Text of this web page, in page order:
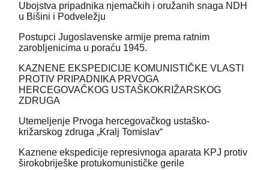
Ubojstva pripadnika njemačkih i oružanih snaga NDH
u Bišini i Podveležju
Postupci Jugoslavenske armije prema ratnim
zarobljenicima u poraću 1945.
KAZNENE EKSPEDICIJE KOMUNISTIČKE VLASTI
PROTIV PRIPADNIKA PRVOGA
HERCEGOVAČKOG USTAŠKOKRIŽARSKOG
ZDRUGA
Utemeljenje Prvoga hercegovačkog ustaško-
križarskog zdruga „Kralj Tomislav“
Kaznene ekspedicije represivnoga aparata KPJ protiv
širokobriješke protukomunističke gerile